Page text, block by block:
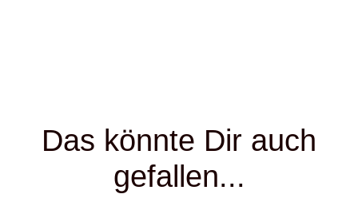
Das könnte Dir auch
gefallen...